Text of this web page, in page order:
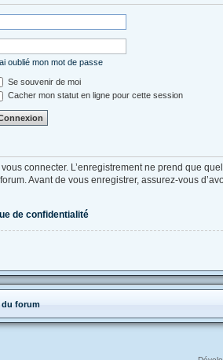
oublié mon mot de passe
Se souvenir de moi
Cacher mon statut en ligne pour cette session
connecter. L’enregistrement ne prend que
Avant de vous enregistrer, assurez-vous
de confidentialité
du forum